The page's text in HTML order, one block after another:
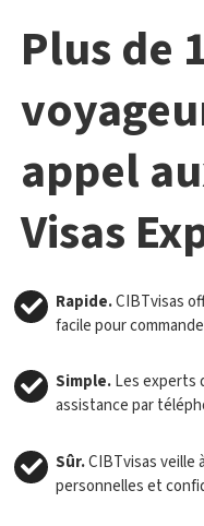
Plus de
appel
Visas
Rapide.CIBTvisas
facile pour
Simple.Les experts
assistance par
Sûr.CIBTvisas veille
personnelles et